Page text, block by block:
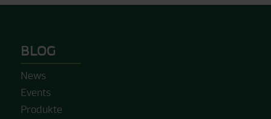
BLOG
News
Events
Produkte